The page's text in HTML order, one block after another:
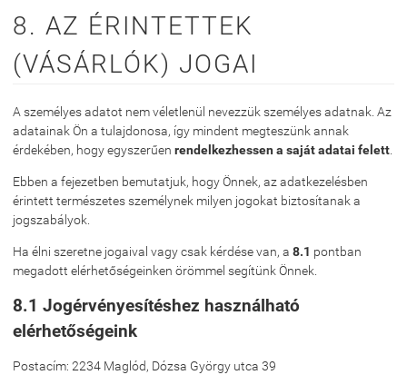
8. AZ ÉRINTETTEK
(VÁSÁRLÓK) JOGAI
A személyes adatot nem véletlenül nevezzük személyes adatnak. Az
adatainak Ön a tulajdonosa, így mindent megteszünk annak
érdekében, hogy egyszerűen rendelkezhessen a saját adatai felett
Ebben a fejezetben bemutatjuk, hogy Önnek, az adatkezelésben
érintett természetes személynek milyen jogokat biztosítanak a
jogszabályok.
Ha élni szeretne jogaival vagy csak kérdése van, a 8.1 pontban
megadott elérhetőségeinken örömmel segítünk Önnek.
8.1 Jogérvényesítéshez használható
elérhetőségeink
Postacím: 2234 Maglód, Dózsa György utca 39